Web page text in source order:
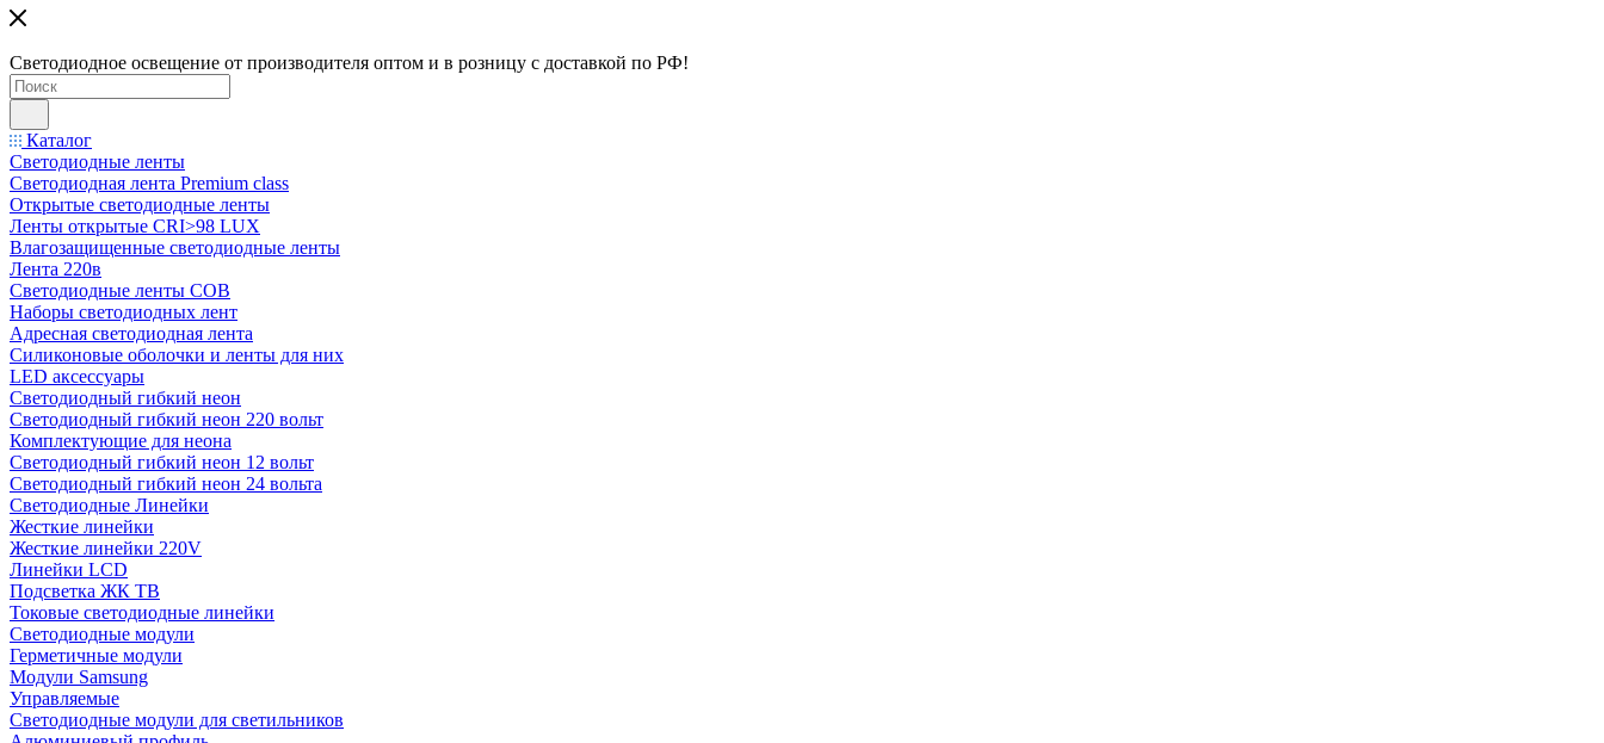
Светодиодное освещение от производителя оптом и в розницу с доставкой по РФ!
Каталог
Светодиодные ленты
Светодиодная лента Premium class
Открытые светодиодные ленты
Ленты открытые CRI>98 LUX
Влагозащищенные светодиодные ленты
Лента 220в
Светодиодные ленты COB
Наборы светодиодных лент
Адресная светодиодная лента
Силиконовые оболочки и ленты для них
LED аксессуары
Светодиодный гибкий неон
Светодиодный гибкий неон 220 вольт
Комплектующие для неона
Светодиодный гибкий неон 12 вольт
Светодиодный гибкий неон 24 вольта
Светодиодные Линейки
Жесткие линейки
Жесткие линейки 220V
Линейки LCD
Подсветка ЖК ТВ
Токовые светодиодные линейки
Светодиодные модули
Герметичные модули
Модули Samsung
Управляемые
Светодиодные модули для светильников